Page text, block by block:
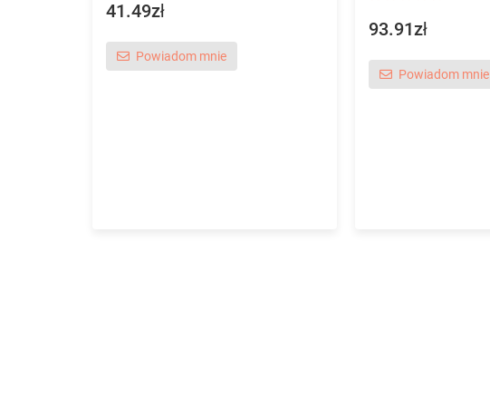
41.49zł
Powiadom mnie
93.91zł
Powiadom mnie